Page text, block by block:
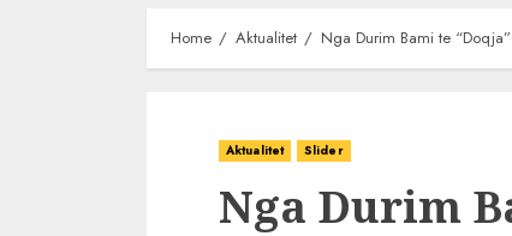
Home Aktualitet Nga Durim Bami te
Aktualitet Slider
Nga Durim